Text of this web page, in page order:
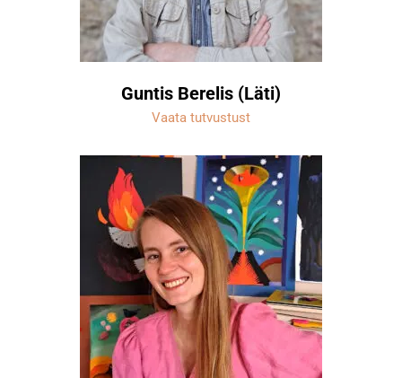
Guntis Berelis (Läti)
Vaata tutvustust